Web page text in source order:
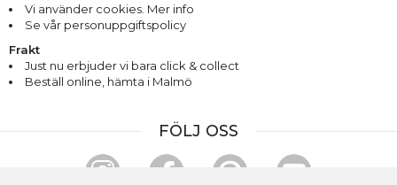
Vi använder cookies. Mer info
Se vår personuppgiftspolicy
Frakt
Just nu erbjuder vi bara click & collect
Beställ online, hämta i Malmö
FÖLJ OSS